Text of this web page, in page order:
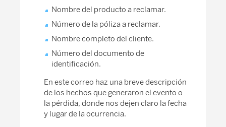
Nombre del producto a reclamar.
Número de la póliza a reclamar.
Nombre completo del cliente.
Número del documento de
identificación.
En este correo haz una breve descripción
de los hechos que generaron el evento o
la pérdida, donde nos dejen claro la fecha
y lugar de la ocurrencia.